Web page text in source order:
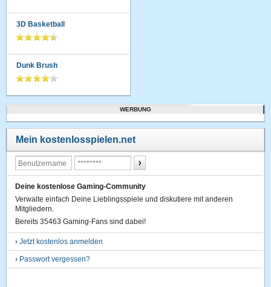
3D Basketball
Dunk Brush
WERBUNG
Mein kostenlosspielen.net
Deine kostenlose Gaming-Community
Verwalte einfach Deine Lieblingsspiele und diskutiere mit anderen
Mitgliedern.
Bereits 35463 Gaming-Fans sind dabei!
›Jetzt kostenlos anmelden
› Passwort vergessen?